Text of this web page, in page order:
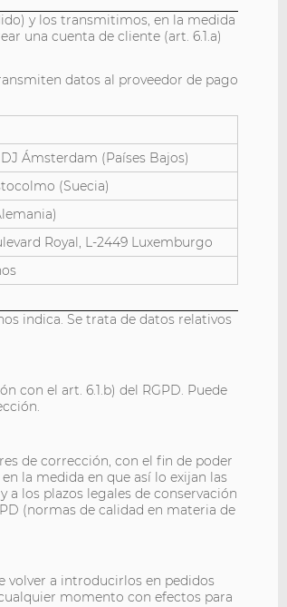
y los transmitimos, en la medida
una cuenta de cliente (art. 6.1.a)
datos al proveedor de pago
Ámsterdam (Países Bajos)
(Suecia)
Royal, L-2449 Luxemburgo
indica. Se trata de datos relativos
con el art. 6.1.b) del RGPD. Puede
de corrección, con el fin de poder
la medida en que así lo exijan las
los plazos legales de conservación
(normas de calidad en materia de
volver a introducirlos en pedidos
momento con efectos para